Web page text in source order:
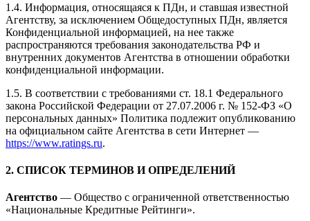
1.4. Информация, относящаяся к ПДн, и ставшая известной
Агентству, за исключением Общедоступных ПДн, является
Конфиденциальной информацией, на нее также
распространяются требования законодательства РФ и
внутренних документов Агентства в отношении обработки
конфиденциальной информации.
1.5. В соответствии с требованиями ст. 18.1 Федерального
закона Российской Федерации от 27.07.2006 г. № 152-ФЗ «О
персональных данных» Политика подлежит опубликованию
на официальном сайте Агентства в сети Интернет —
https://www.ratings.ru.
2. СПИСОК ТЕРМИНОВ И ОПРЕДЕЛЕНИЙ
Агентство — Общество с ограниченной ответственностью
«Национальные Кредитные Рейтинги».